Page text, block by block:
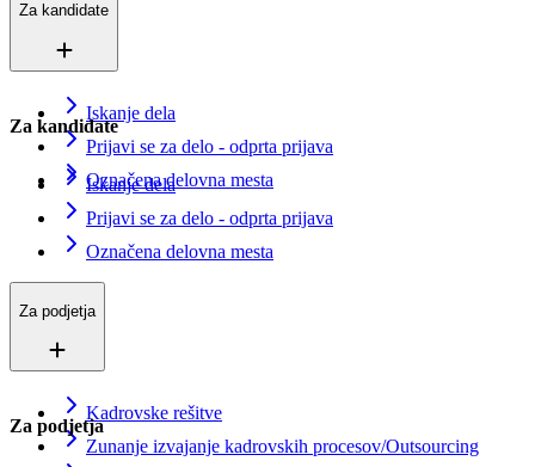
Za kandidate
Iskanje dela
Prijavi se za delo - odprta prijava
Označena delovna mesta
Za kandidate
Iskanje dela
Prijavi se za delo - odprta prijava
Označena delovna mesta
Za podjetja
Kadrovske rešitve
Zunanje izvajanje kadrovskih procesov/Outsourcing
Za podjetja